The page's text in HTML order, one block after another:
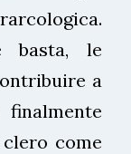
basta, le
a
come